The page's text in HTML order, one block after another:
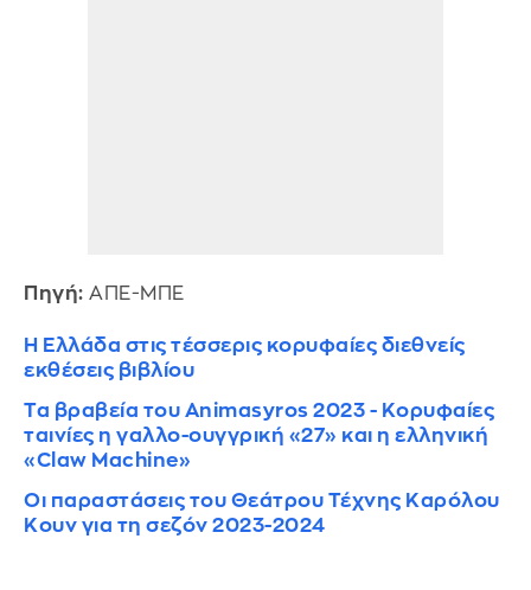
Πηγή: ΑΠΕ-ΜΠΕ
Η Ελλάδα στις τέσσερις κορυφαίες διεθνείς
εκθέσεις βιβλίου
Τα βραβεία του Animasyros 2023 - Κορυφαίες
ταινίες η γαλλο-ουγγρική «27» και η ελληνική
«Claw Machine»
Οι παραστάσεις του Θεάτρου Τέχνης Καρόλου
Κουν για τη σεζόν 2023-2024